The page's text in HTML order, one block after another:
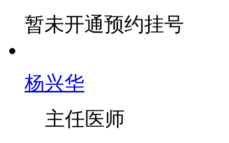
暂未开通预约挂号
杨兴华
主任医师